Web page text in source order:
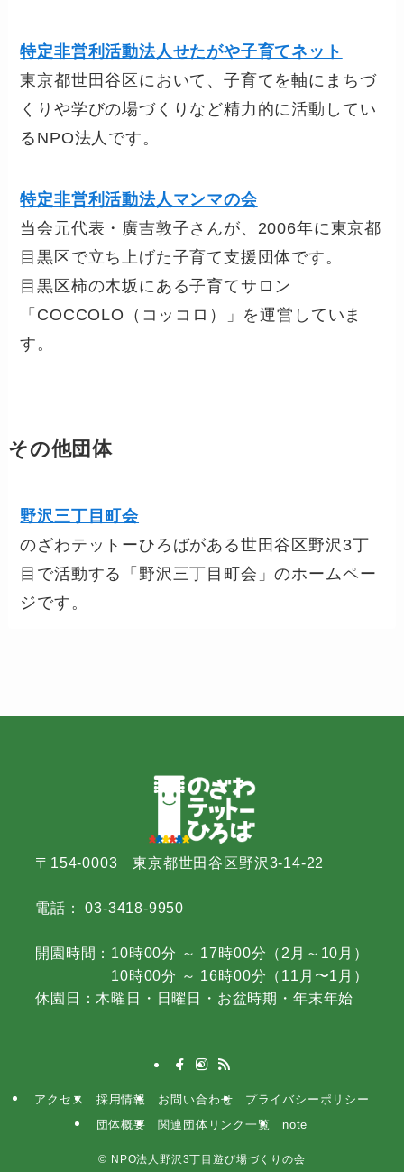
特定非営利活動法人せたがや子育てネット
東京都世田谷区において、子育てを軸にまちづ
くりや学びの場づくりなど精力的に活動してい
るNPO法人です。
特定非営利活動法人マンマの会
当会元代表・廣吉敦子さんが、2006年に東京都
目黒区で立ち上げた子育て支援団体です。
目黒区柿の木坂にある子育てサロン
「COCCOLO（コッコロ）」を運営していま
す。
その他団体
野沢三丁目町会
のざわテットーひろばがある世田谷区野沢3丁
目で活動する「野沢三丁目町会」のホームペー
ジです。
〒154-0003 東京都世田谷区野沢3-14-22
電話： 03-3418-9950
開園時間：10時00分 ～ 17時00分（2月～10月）
10時00分 ～ 16時00分（11月〜1月）
休園日：木曜日・日曜日・お盆時期・年末年始
アクセス 採用情報 お問い合わせ
プライバシーポリシー
団体概要
関連団体リンク一覧 note
© NPO法人野沢3丁目遊び場づくりの会